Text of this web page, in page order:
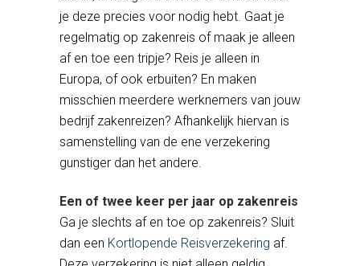
je deze precies voor nodig hebt. Gaat je
regelmatig op zakenreis of maak je alleen
af en toe een tripje? Reis je alleen in
Europa, of ook erbuiten? En maken
misschien meerdere werknemers van jouw
bedrijf zakenreizen? Afhankelijk hiervan is
samenstelling van de ene verzekering
gunstiger dan het andere.
Een of twee keer per jaar op zakenreis
Ga je slechts af en toe op zakenreis? Sluit
dan een Kortlopende Reisverzekering af.